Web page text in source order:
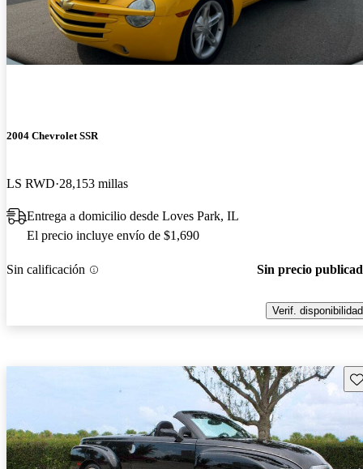
2004 Chevrolet SSR
LS RWD 28,153 millas
Entrega a domicilio desde Loves Park, IL
El precio incluye envío de $1,690
Sin calificación Sin precio
Verif. disponibilidad